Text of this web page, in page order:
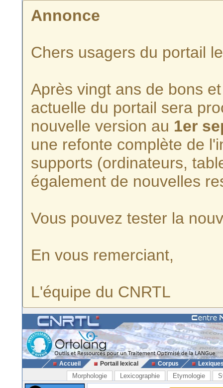
Annonce
Chers usagers du portail
Après vingt ans de bons
actuelle du portail sera
nouvelle version au 1er
une refonte complète de
supports (ordinateurs,
également de nouvelles
Vous pouvez tester la
En vous remerciant,
L'équipe du CNRTL
Accueil Portail lexical Corpus
Morphologie Lexicographie Etymologie